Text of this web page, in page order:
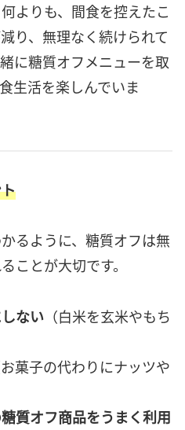
よりも、間食を控えたこ
り、無理なく続けられて
に糖質オフメニューを取
生活を楽しんでいま
るように、糖質オフは無
ことが大切です。
ない （白米を玄米やもち
お菓子の代わりにナッツや
質オフ商品をうまく利用